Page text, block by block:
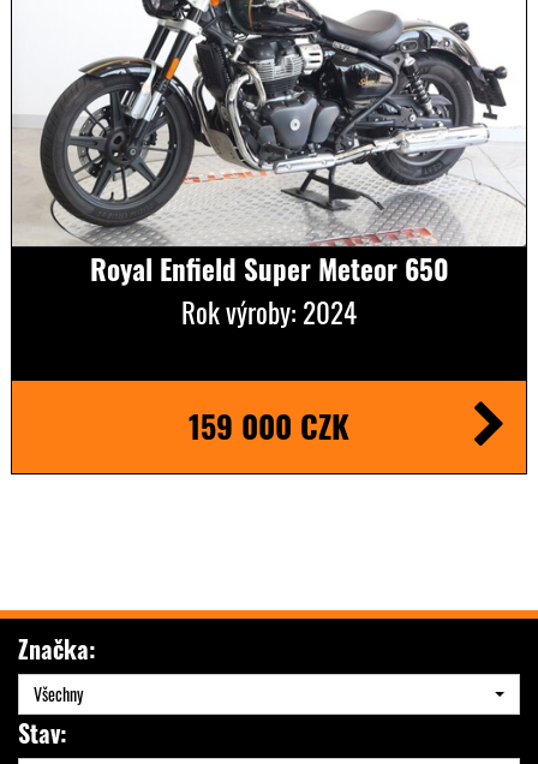
Royal Enfield Super Meteor 650
Rok výroby: 2024
159 000 CZK
Značka:
Všechny
Stav: